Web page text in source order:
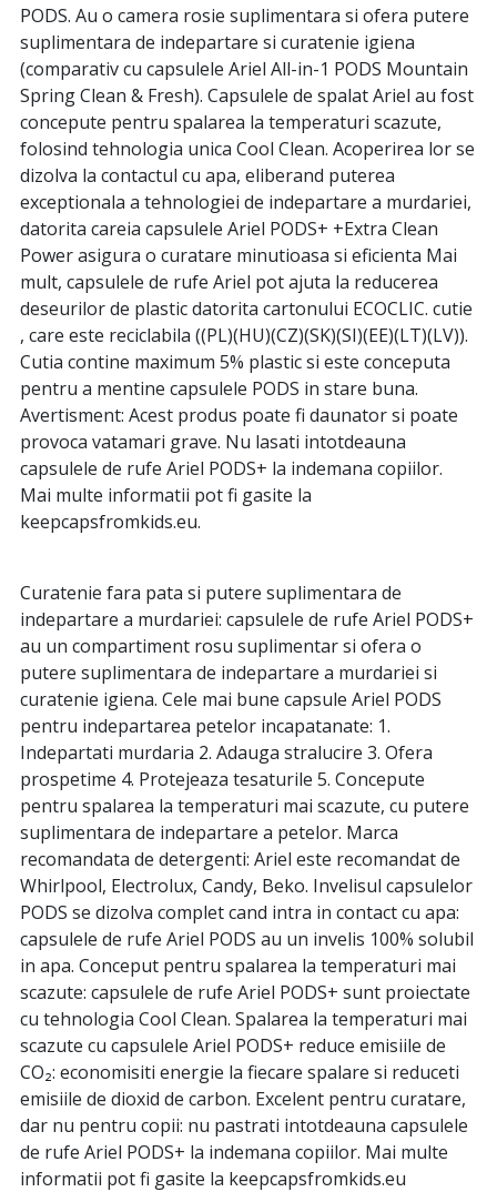
PODS. Au o camera rosie suplimentara si ofera putere
suplimentara de indepartare si curatenie igiena
(comparativ cu capsulele Ariel All-in-1 PODS Mountain
Spring Clean & Fresh). Capsulele de spalat Ariel au fost
concepute pentru spalarea la temperaturi scazute,
folosind tehnologia unica Cool Clean. Acoperirea lor se
dizolva la contactul cu apa, eliberand puterea
exceptionala a tehnologiei de indepartare a murdariei,
datorita careia capsulele Ariel PODS+ +Extra Clean
Power asigura o curatare minutioasa si eficienta Mai
mult, capsulele de rufe Ariel pot ajuta la reducerea
deseurilor de plastic datorita cartonului ECOCLIC. cutie
, care este reciclabila ((PL)(HU)(CZ)(SK)(SI)(EE)(LT)(LV)).
Cutia contine maximum 5% plastic si este conceputa
pentru a mentine capsulele PODS in stare buna.
Avertisment: Acest produs poate fi daunator si poate
provoca vatamari grave. Nu lasati intotdeauna
capsulele de rufe Ariel PODS+ la indemana copiilor.
Mai multe informatii pot fi gasite la
keepcapsfromkids.eu.
Curatenie fara pata si putere suplimentara de
indepartare a murdariei: capsulele de rufe Ariel PODS+
au un compartiment rosu suplimentar si ofera o
putere suplimentara de indepartare a murdariei si
curatenie igiena. Cele mai bune capsule Ariel PODS
pentru indepartarea petelor incapatanate: 1.
Indepartati murdaria 2. Adauga stralucire 3. Ofera
prospetime 4. Protejeaza tesaturile 5. Concepute
pentru spalarea la temperaturi mai scazute, cu putere
suplimentara de indepartare a petelor. Marca
recomandata de detergenti: Ariel este recomandat de
Whirlpool, Electrolux, Candy, Beko. Invelisul capsulelor
PODS se dizolva complet cand intra in contact cu apa:
capsulele de rufe Ariel PODS au un invelis 100% solubil
in apa. Conceput pentru spalarea la temperaturi mai
scazute: capsulele de rufe Ariel PODS+ sunt proiectate
cu tehnologia Cool Clean. Spalarea la temperaturi mai
scazute cu capsulele Ariel PODS+ reduce emisiile de
CO₂: economisiti energie la fiecare spalare si reduceti
emisiile de dioxid de carbon. Excelent pentru curatare,
dar nu pentru copii: nu pastrati intotdeauna capsulele
de rufe Ariel PODS+ la indemana copiilor. Mai multe
informatii pot fi gasite la keepcapsfromkids.eu